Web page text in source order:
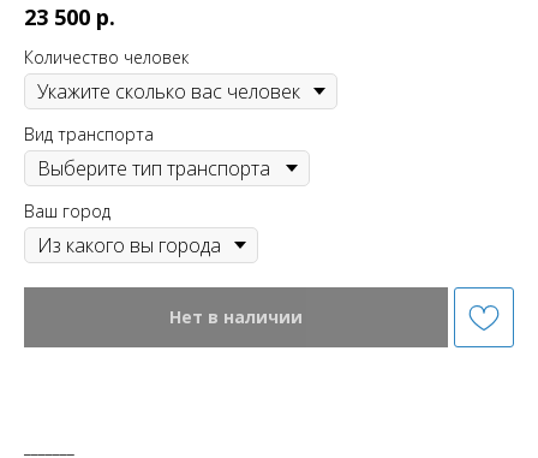
23 500 р.
Количество человек
Вид транспорта
Ваш город
Нет в наличии